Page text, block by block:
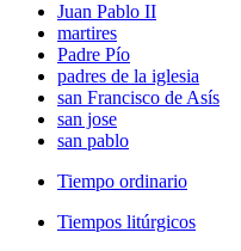
Juan Pablo II
martires
Padre Pío
padres de la iglesia
san Francisco de Asís
san jose
san pablo
Tiempo ordinario
Tiempos litúrgicos